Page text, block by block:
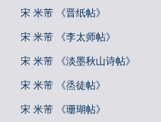
宋 米芾 《晋纸帖》
宋 米芾 《李太师帖》
宋 米芾 《淡墨秋山诗帖》
宋 米芾 《烝徒帖》
宋 米芾 《珊瑚帖》